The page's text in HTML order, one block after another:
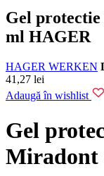
Gel
ml HAGER
HAGER WERKEN
41,27 lei
Adaugă în wishlist
Gel
Miradont